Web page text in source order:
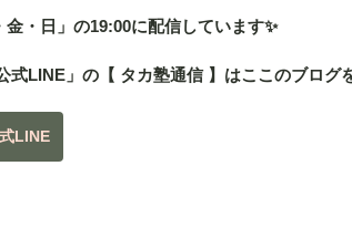
金・日」の19:00に配信しています✨
式LINE」の【 タカ塾通信 】はここのブログ
LINE